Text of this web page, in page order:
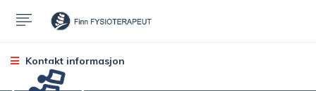
Kontakt informasjon